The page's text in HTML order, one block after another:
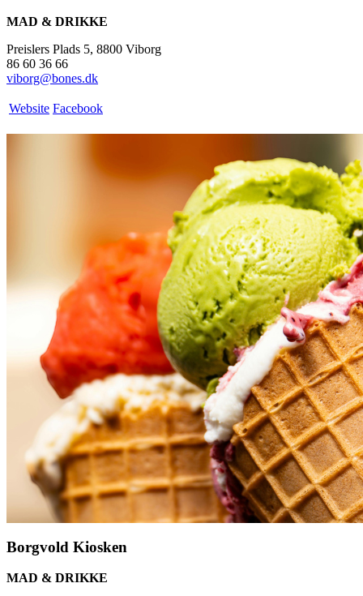
MAD & DRIKKE
Preislers Plads 5, 8800 Viborg
86 60 36 66
viborg@bones.dk
Website Facebook
Borgvold Kiosken
MAD & DRIKKE